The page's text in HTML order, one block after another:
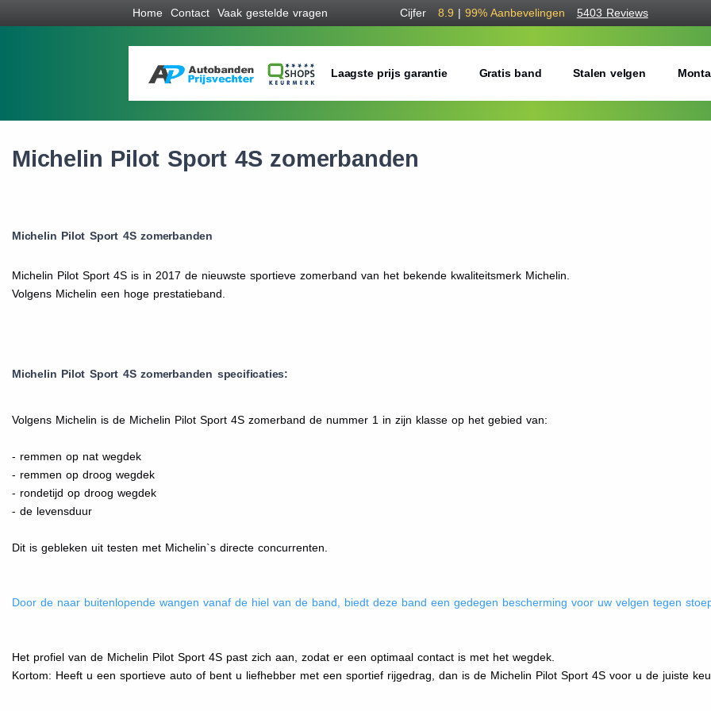
Home Contact Vaak gestelde vragen Cijfer 8.9 | 99% Aanbevelingen 5403 Reviews
Laagste prijs garantie Gratis band Stalen velgen
Michelin Pilot Sport 4S zomerbanden
Michelin Pilot Sport 4S zomerbanden
Michelin Pilot Sport 4S is in 2017 de nieuwste sportieve zomerband van het bekende kwaliteitsmerk Michelin.
Volgens Michelin een hoge prestatieband.
Michelin Pilot Sport 4S zomerbanden specificaties:
Volgens Michelin is de Michelin Pilot Sport 4S zomerband de nummer 1 in zijn klasse op het gebied van:
- remmen op nat wegdek
- remmen op droog wegdek
- rondetijd op droog wegdek
- de levensduur
Dit is gebleken uit testen met Michelin`s directe concurrenten.
Door de naar buitenlopende wangen vanaf de hiel van de band, biedt deze band een gedegen bescherming voor uw velgen tegen
Het profiel van de Michelin Pilot Sport 4S past zich aan, zodat er een optimaal contact is met het wegdek.
Kortom: Heeft u een sportieve auto of bent u liefhebber met een sportief rijgedrag, dan is de Michelin Pilot Sport 4S voor u de juiste